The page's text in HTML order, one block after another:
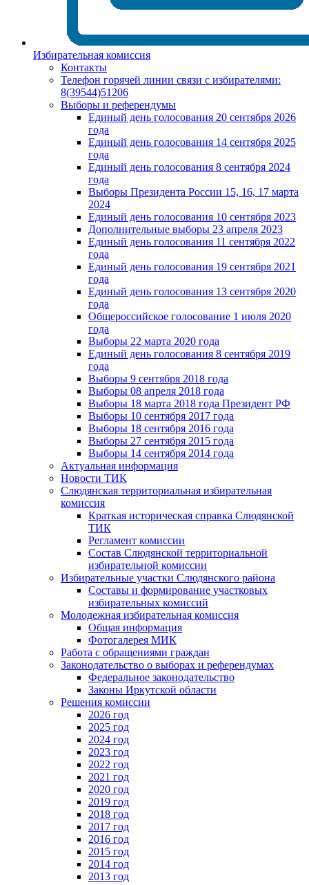
Избирательная комиссия
Контакты
Телефон горячей линии связи с избирателями:
8(39544)51206
Выборы и референдумы
Единый день голосования 20 сентября 2026
года
Единый день голосования 14 сентября 2025
года
Единый день голосования 8 сентября 2024
года
Выборы Президента России 15, 16, 17 марта
2024
Единый день голосования 10 сентября 2023
Дополнительные выборы 23 апреля 2023
Единый день голосования 11 сентября 2022
года
Единый день голосования 19 сентября 2021
года
Единый день голосования 13 сентября 2020
года
Общероссийское голосование 1 июля 2020
года
Выборы 22 марта 2020 года
Единый день голосования 8 сентября 2019
года
Выборы 9 сентября 2018 года
Выборы 08 апреля 2018 года
Выборы 18 марта 2018 года Президент РФ
Выборы 10 сентября 2017 года
Выборы 18 сентября 2016 года
Выборы 27 сентября 2015 года
Выборы 14 сентября 2014 года
Актуальная информация
Новости ТИК
Слюдянская территориальная избирательная
комиссия
Краткая историческая справка Слюдянской
ТИК
Регламент комиссии
Состав Слюдянской территориальной
избирательной комиссии
Избирательные участки Слюдянского района
Составы и формирование участковых
избирательных комиссий
Молодежная избирательная комиссия
Общая информация
Фотогалерея МИК
Работа с обращениями граждан
Законодательство о выборах и референдумах
Федеральное законодательство
Законы Иркутской области
Решения комиссии
2026 год
2025 год
2024 год
2023 год
2022 год
2021 год
2020 год
2019 год
2018 год
2017 год
2016 год
2015 год
2014 год
2013 год